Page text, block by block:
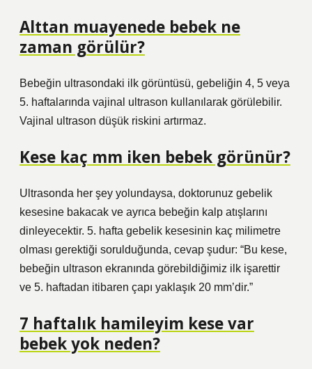
Alttan muayenede bebek ne
zaman görülür?
Bebeğin ultrasondaki ilk görüntüsü, gebeliğin 4, 5 veya
5. haftalarında vajinal ultrason kullanılarak görülebilir.
Vajinal ultrason düşük riskini artırmaz.
Kese kaç mm iken bebek görünür?
Ultrasonda her şey yolundaysa, doktorunuz gebelik
kesesine bakacak ve ayrıca bebeğin kalp atışlarını
dinleyecektir. 5. hafta gebelik kesesinin kaç milimetre
olması gerektiği sorulduğunda, cevap şudur: “Bu kese,
bebeğin ultrason ekranında görebildiğimiz ilk işarettir
ve 5. haftadan itibaren çapı yaklaşık 20 mm’dir.”
7 haftalık hamileyim kese var
bebek yok neden?